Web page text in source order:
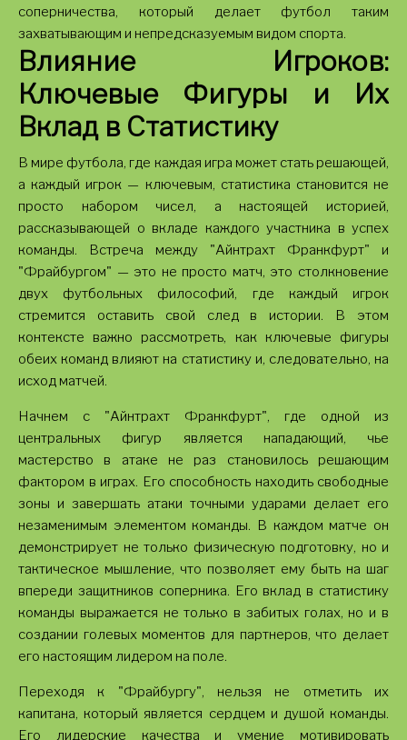
соперничества, который делает футбол таким
захватывающим и непредсказуемым видом спорта.
Влияние Игроков:
Ключевые Фигуры и Их
Вклад в Статистику
В мире футбола, где каждая игра может стать решающей,
а каждый игрок — ключевым, статистика становится не
просто набором чисел, а настоящей историей,
рассказывающей о вкладе каждого участника в успех
команды. Встреча между "Айнтрахт Франкфурт" и
"Фрайбургом" — это не просто матч, это столкновение
двух футбольных философий, где каждый игрок
стремится оставить свой след в истории. В этом
контексте важно рассмотреть, как ключевые фигуры
обеих команд влияют на статистику и, следовательно, на
исход матчей.
Начнем с "Айнтрахт Франкфурт", где одной из
центральных фигур является нападающий, чье
мастерство в атаке не раз становилось решающим
фактором в играх. Его способность находить свободные
зоны и завершать атаки точными ударами делает его
незаменимым элементом команды. В каждом матче он
демонстрирует не только физическую подготовку, но и
тактическое мышление, что позволяет ему быть на шаг
впереди защитников соперника. Его вклад в статистику
команды выражается не только в забитых голах, но и в
создании голевых моментов для партнеров, что делает
его настоящим лидером на поле.
Переходя к "Фрайбургу", нельзя не отметить их
капитана, который является сердцем и душой команды.
Его лидерские качества и умение мотивировать